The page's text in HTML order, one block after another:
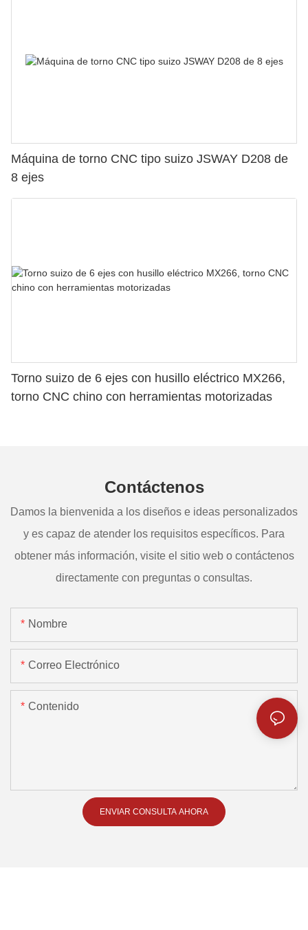
Máquina de torno CNC tipo suizo JSWAY D208 de
8 ejes
Torno suizo de 6 ejes con husillo eléctrico MX266,
torno CNC chino con herramientas motorizadas
Contáctenos
Damos la bienvenida a los diseños e ideas personalizados
y es capaz de atender los requisitos específicos. Para
obtener más información, visite el sitio web o contáctenos
directamente con preguntas o consultas.
Nombre
Correo Electrónico
Contenido
ENVIAR CONSULTA AHORA